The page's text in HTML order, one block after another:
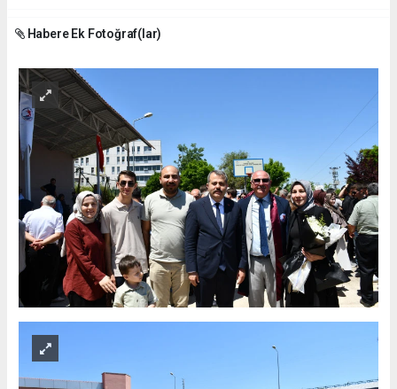
Habere Ek Fotoğraf(lar)